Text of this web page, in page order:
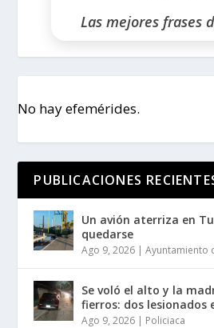
Las mejores frases
No hay efemérides.
PUBLICACIONES
Un avión aterriza en
quedarse
Ago 9, 2026 |Ayuntamiento
Se voló el alto y la
fierros: dos lesionados
Ago 9, 2026 | Policiaca